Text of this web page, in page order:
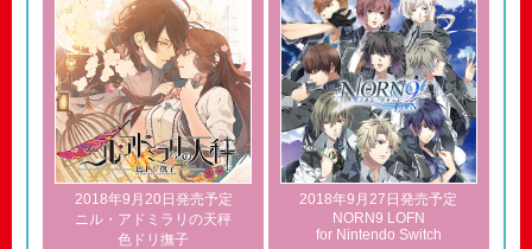
2018年9月20日発売予定
ニル・アドミラリの天秤
色ドリ撫子
2018年9月27日発売予定
NORN9 LOFN
for Nintendo Switch